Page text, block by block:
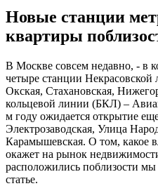
Новые станции
квартиры
В Москве совсем недавно, - в
четыре станции
Окская, Стахановская,
кольцевой линии (БКЛ) –
м году ожидается открытие
Электрозаводская, Улица
Карамышевская. О том, какое
окажет на рынок
расположились поблизости
статье.